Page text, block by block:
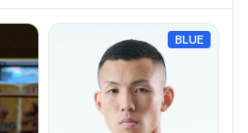
BLUE